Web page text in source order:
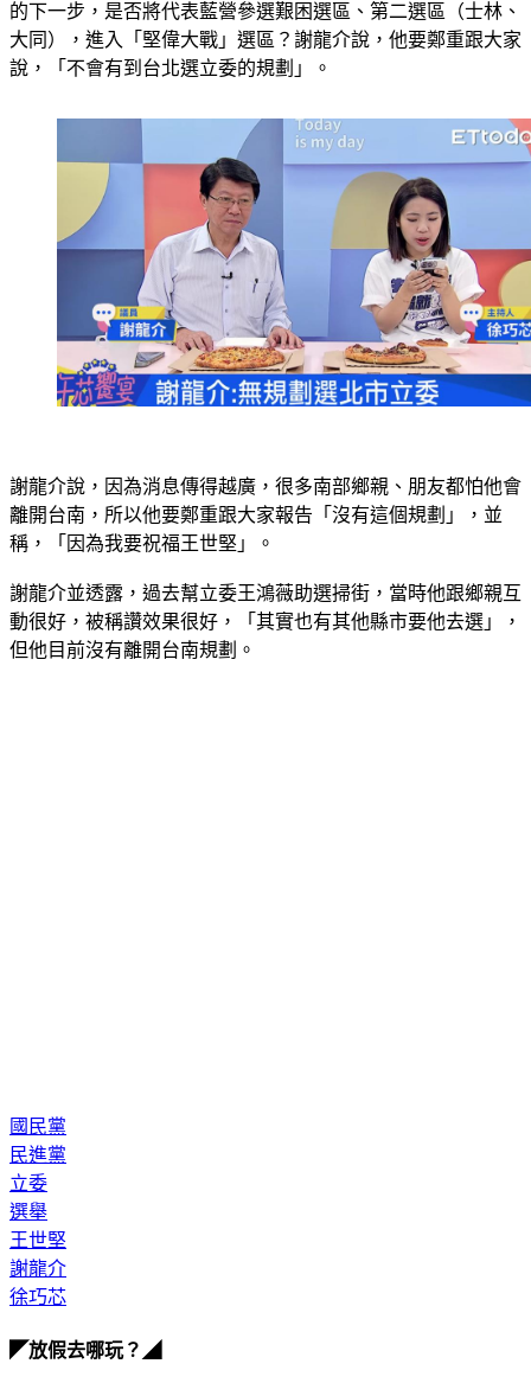
大同），進入「堅偉大戰」選區？謝龍介說，他要鄭重跟大家
說，「不會有到台北選立委的規劃」。
離開台南，所以他要鄭重跟大家報告「沒有這個規劃」，並
稱，「因為我要祝福王世堅」。
動很好，被稱讚效果很好，「其實也有其他縣市要他去選」，
但他目前沒有離開台南規劃。
民進黨
立委
選舉
王世堅
謝龍介
徐巧芯